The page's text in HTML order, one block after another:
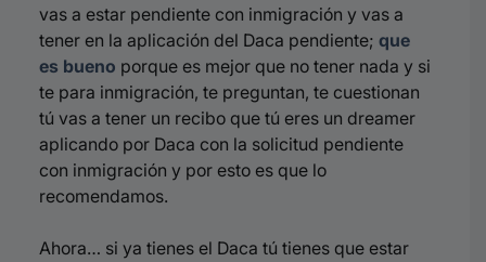
vas a estar pendiente con inmigración y vas a
tener en la aplicación del Daca pendiente; que
es bueno porque es mejor que no tener nada y si
te para inmigración, te preguntan, te cuestionan
tú vas a tener un recibo que tú eres un dreamer
aplicando por Daca con la solicitud pendiente
con inmigración y por esto es que lo
recomendamos.
Ahora… si ya tienes el Daca tú tienes que estar